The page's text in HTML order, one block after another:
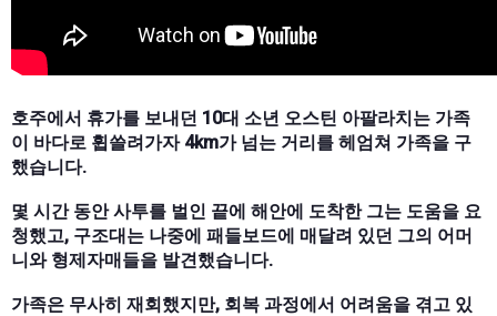
호주에서 휴가를 보내던 10대 소년 오스틴 아팔라치는 가족
이 바다로 휩쓸려가자 4km가 넘는 거리를 헤엄쳐 가족을 구
했습니다.
몇 시간 동안 사투를 벌인 끝에 해안에 도착한 그는 도움을 요
청했고, 구조대는 나중에 패들보드에 매달려 있던 그의 어머
니와 형제자매들을 발견했습니다.
가족은 무사히 재회했지만, 회복 과정에서 어려움을 겪고 있